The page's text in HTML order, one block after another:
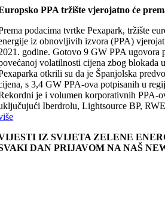
PPA tržište vjerojatno će
podacima tvrtke Pexapark, tržište
iz obnovljivih izvora (PPA)
godine. Gotovo 9 GW PPA ugovora
volatilnosti cijena zbog blokada
otkrili su da je Španjolska
s 3,4 GW PPA-ova potpisanih u
je i volumen korporativnih PPA-
Iberdrolu, Lightsource BP,
IZ SVIJETA ZELENE
DAN PRIJAVOM NA NAŠ